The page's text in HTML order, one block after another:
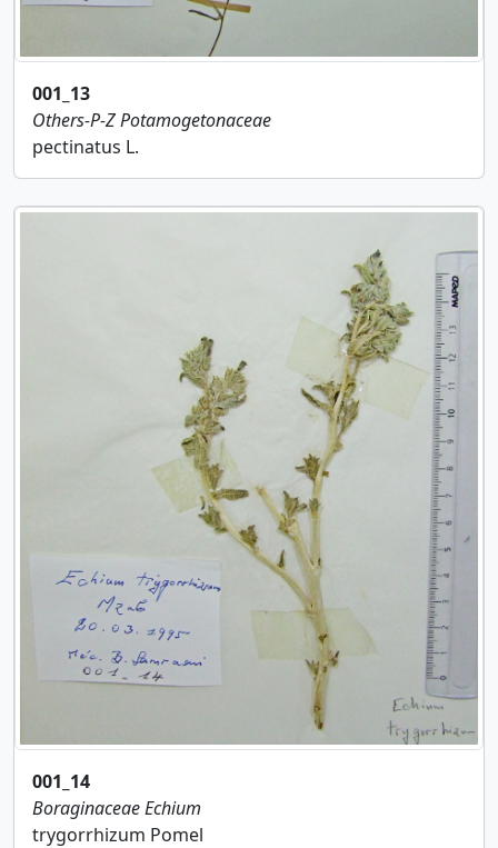
001_13
Others-P-ZPotamogetonaceae
pectinatus L.
001_14
BoraginaceaeEchium
trygorrhizum Pomel